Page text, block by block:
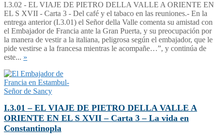
I.3.02 - EL VIAJE DE PIETRO DELLA VALLE A ORIENTE EN
EL S XVII - Carta 3 - Del café y el tabaco en las reuniones.- En la
entrega anterior (I.3.01) el Señor della Valle comenta su amistad con
el Embajador de Francia ante la Gran Puerta, y su preocupación por
la manera de vestir a la italiana, peligrosa según el embajador, que le
pide vestirse a la francesa mientras le acompañe…”, y continúa de
este... »
I.3.01 – EL VIAJE DE PIETRO DELLA VALLE A
ORIENTE EN EL S XVII – Carta 3 – La vida en
Constantinopla